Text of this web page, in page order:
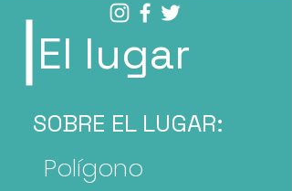
El lugar
SOBRE EL LUGAR:
Polígono